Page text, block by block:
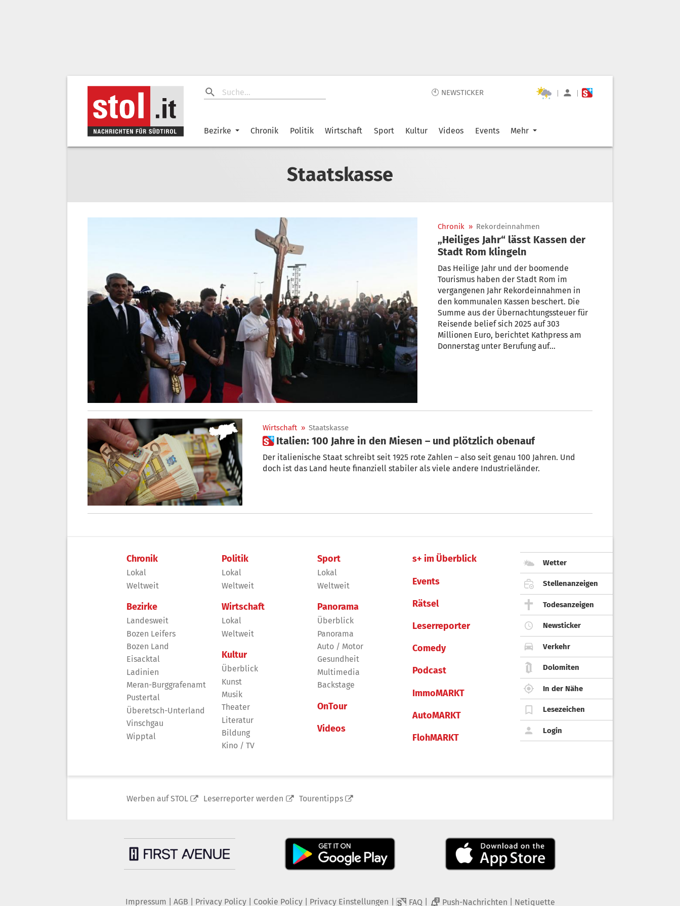
🕙 NEWSTICKER | |
Bezirke Chronik Politik Wirtschaft Sport Kultur Videos Events Mehr
Staatskasse
Chronik » Rekordeinnahmen
„Heiliges Jahr“ lässt Kassen der
Stadt Rom klingeln
Das Heilige Jahr und der boomende
Tourismus haben der Stadt Rom im
vergangenen Jahr Rekordeinnahmen in
den kommunalen Kassen beschert. Die
Summe aus der Übernachtungssteuer für
Reisende belief sich 2025 auf 303
Millionen Euro, berichtet Kathpress am
Donnerstag unter Berufung auf
Wirtschaft » Staatskasse
 Italien: 100 Jahre in den Miesen – und plötzlich obenauf
Der italienische Staat schreibt seit 1925 rote Zahlen – also seit genau 100 Jahren. Und
doch ist das Land heute finanziell stabiler als viele andere Industrieländer.
Chronik
Lokal
Weltweit
Bezirke
Landesweit
Bozen Leifers
Bozen Land
Eisacktal
Ladinien
Meran-Burggrafenamt
Pustertal
Überetsch-Unterland
Vinschgau
Wipptal
Politik
Lokal
Weltweit
Wirtschaft
Lokal
Weltweit
Kultur
Überblick
Kunst
Musik
Theater
Literatur
Bildung
Kino / TV
Sport
Lokal
Weltweit
Panorama
Überblick
Panorama
Auto / Motor
Gesundheit
Multimedia
Backstage
OnTour
Videos
s+ im Überblick
Events
Rätsel
Leserreporter
Comedy
Podcast
ImmoMARKT
AutoMARKT
FlohMARKT
Wetter
Stellenanzeigen
Todesanzeigen
Newsticker
Verkehr
Dolomiten
In der Nähe
Lesezeichen
Login
Werben auf STOL Leserreporter werden Tourentipps
Impressum AGB Privacy Policy| Cookie Policy| Privacy Einstellungen FAQ 2 Push-Nachrichten Netiquette